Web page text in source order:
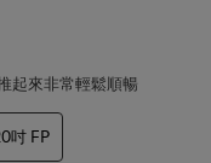
起來非常輕鬆順暢
吋 FP